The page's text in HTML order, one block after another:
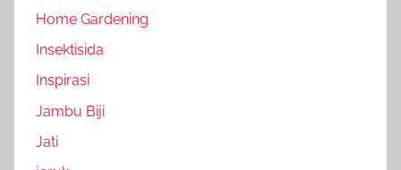
Home Gardening
Insektisida
Inspirasi
Jambu Biji
Jati